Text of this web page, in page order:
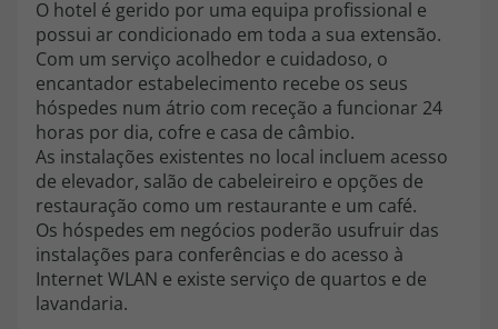
O hotel é gerido por uma equipa profissional e
possui ar condicionado em toda a sua extensão.
Com um serviço acolhedor e cuidadoso, o
encantador estabelecimento recebe os seus
hóspedes num átrio com receção a funcionar 24
horas por dia, cofre e casa de câmbio.
As instalações existentes no local incluem acesso
de elevador, salão de cabeleireiro e opções de
restauração como um restaurante e um café.
Os hóspedes em negócios poderão usufruir das
instalações para conferências e do acesso à
Internet WLAN e existe serviço de quartos e de
lavandaria.